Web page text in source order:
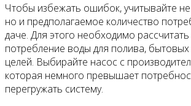
Чтобы избежать ошибок, учитывайте не
но и предполагаемое количество
даче. Для этого необходимо
потребление воды для полива, бытовых
целей. Выбирайте насос с
которая немного превышает
перегружать систему.